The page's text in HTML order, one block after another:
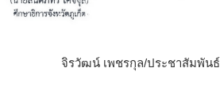
จิรวัฒน์ เพชรกุล/ประชาสัมพันธ์